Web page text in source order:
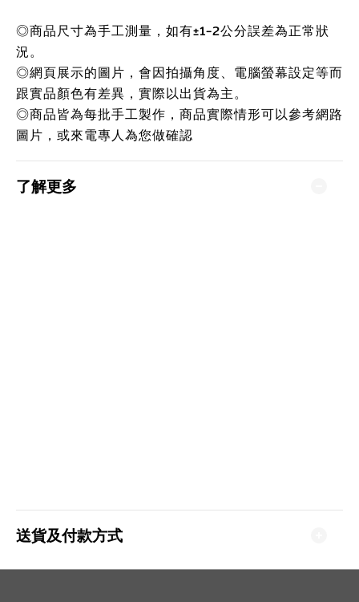
◎商品尺寸為手工測量，如有±1-2公分誤差為正常狀
況。
◎網頁展示的圖片，會因拍攝角度、電腦螢幕設定等而
跟實品顏色有差異，實際以出貨為主。
◎商品皆為每批手工製作，商品實際情形可以參考網路
圖片，或來電專人為您做確認
了解更多
送貨及付款方式